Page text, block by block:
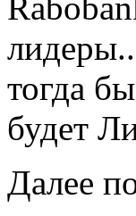
тогда
будет
Далее